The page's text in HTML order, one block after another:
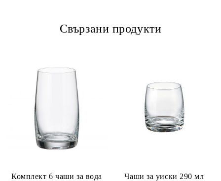
Свързани продукти
Комплект 6 чаши за вода
Чаши за уиски 290 мл